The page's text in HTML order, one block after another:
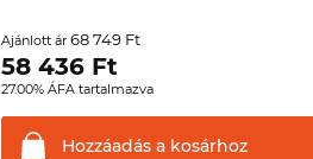
Ajánlott ár68 749 Ft
58 436 Ft
27.00% ÁFA tartalmazva
Hozzáadás a kosárhoz